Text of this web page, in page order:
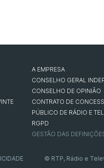
A EMPRESA
CONSELHO GERAL
CONSELHO DE OPINIÃO
CONTRATO DE
PÚBLICO DE RÁDIO E
RGPD
GESTÃO DAS
© RTP, Rádio e